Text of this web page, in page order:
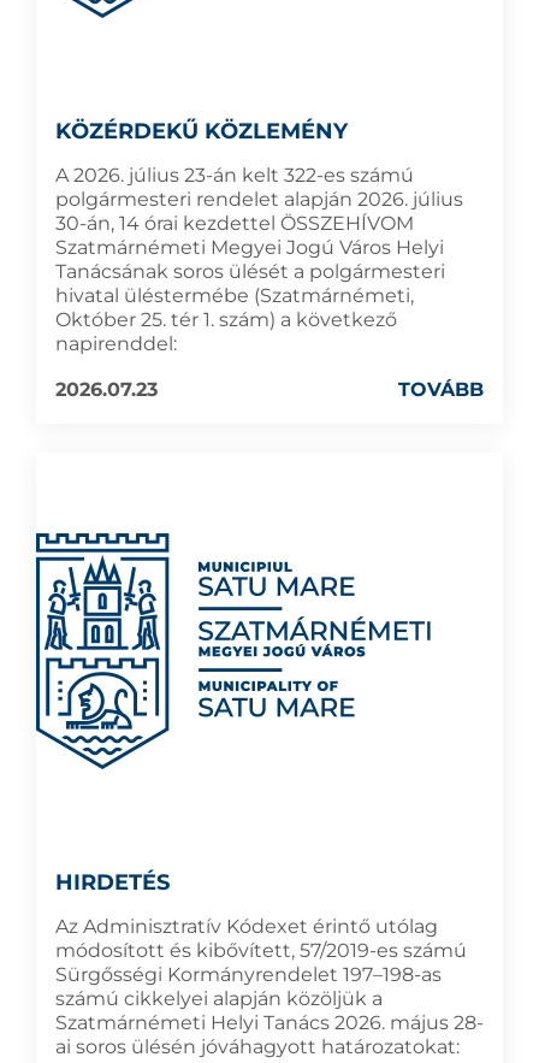
KÖZÉRDEKŰ KÖZLEMÉNY
A 2026. július 23-án kelt 322-es számú
polgármesteri rendelet alapján 2026. július
30-án, 14 órai kezdettel ÖSSZEHÍVOM
Szatmárnémeti Megyei Jogú Város Helyi
Tanácsának soros ülését a polgármesteri
hivatal üléstermébe (Szatmárnémeti,
Október 25. tér 1. szám) a következő
napirenddel:
2026.07.23
TOVÁBB
HIRDETÉS
Az Adminisztratív Kódexet érintő utólag
módosított és kibővített, 57/2019-es számú
Sürgősségi Kormányrendelet 197–198-as
számú cikkelyei alapján közöljük a
Szatmárnémeti Helyi Tanács 2026. május 28-
ai soros ülésén jóváhagyott határozatokat: